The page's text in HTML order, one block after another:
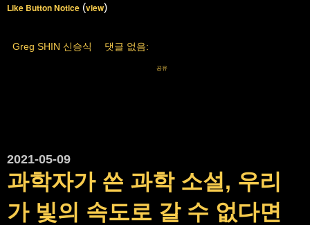
Like Button Notice (view)
Greg SHIN 신승식 댓글 없음:
공유
2021-05-09
과학자가 쓴 과학 소설, 우리
가 빛의 속도로 갈 수 없다면